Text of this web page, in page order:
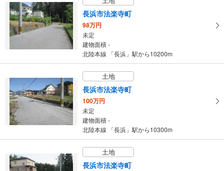
長浜市法楽寺町
98万円
未定
建物面積 -
北陸本線 「長浜」駅から10200m
土地
長浜市法楽寺町
100万円
未定
建物面積 -
北陸本線 「長浜」駅から10300m
土地
長浜市法楽寺町